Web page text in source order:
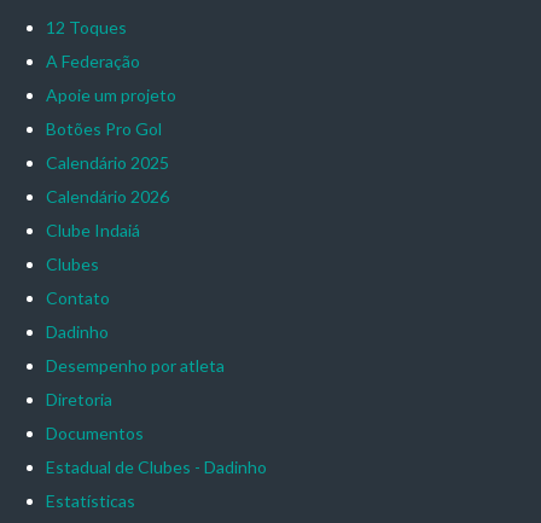
12 Toques
A Federação
Apoie um projeto
Botões Pro Gol
Calendário 2025
Calendário 2026
Clube Indaiá
Clubes
Contato
Dadinho
Desempenho por atleta
Diretoria
Documentos
Estadual de Clubes - Dadinho
Estatísticas